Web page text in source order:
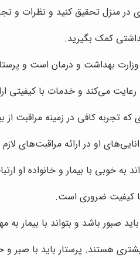
در منزل تحقیق کنید و نظرات و
کمک بگیرید.
بهداشت و درمان است و
رعایت می‌کند و خدمات با کیفیتی
تجربه کافی در زمینه مراقبت
او در ارائه مراقبت‌های
خوبی با بیمار و خانواده او
با کیفیت ضروری است.
صبور باشد و بتواند با بیمار به
هستند. پرستار باید با صبر